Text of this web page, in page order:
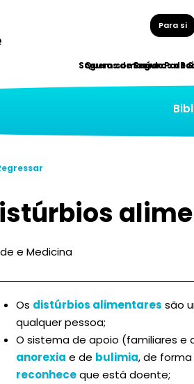
Para si
Seguros de
Seguros de Saúde
Quem somos
e Medicina
Os distúrbios alimentares são
qualquer pessoa;
O sistema de apoio (familiares e
anorexia e de bulimia, de
reconheceque está doente;